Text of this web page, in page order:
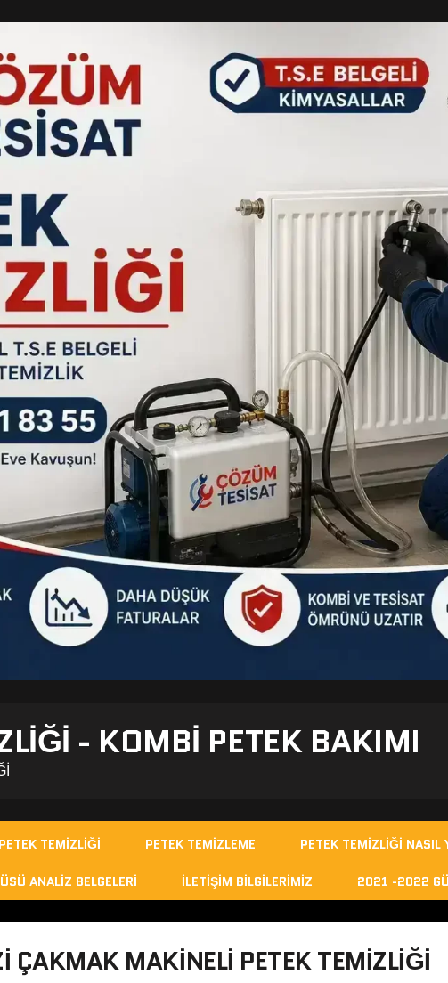
- KOMBI PETEK BAKIMI
TEMIZLIĞI PETEK TEMIZLEME PETEK TEMIZLIĞI NASIL
ANALIZ BELGELERI İLETIŞIM BILGILERIMIZ 2021 -2022
ÇAKMAK MAKINELI PETEK TEMIZLIĞI